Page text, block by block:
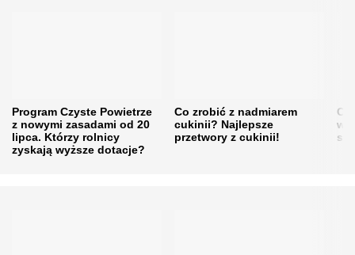
Program Czyste Powietrze
z nowymi zasadami od 20
lipca. Którzy rolnicy
zyskają wyższe dotacje?
Co zrobić z nadmiarem
cukinii? Najlepsze
przetwory z cukinii!
w